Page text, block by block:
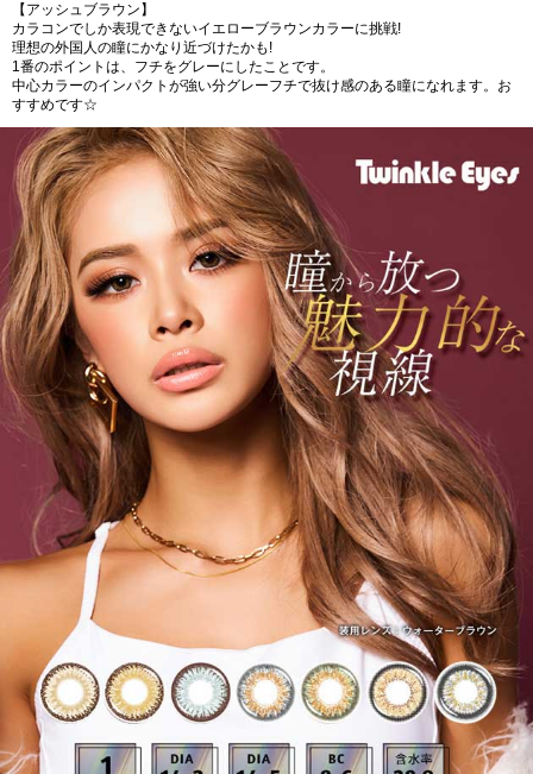
【アッシュブラウン】
カラコンでしか表現できないイエローブラウンカラーに挑戦!
理想の外国人の瞳にかなり近づけたかも!
1番のポイントは、フチをグレーにしたことです。
中心カラーのインパクトが強い分グレーフチで抜け感のある瞳になれます。お
すすめです☆